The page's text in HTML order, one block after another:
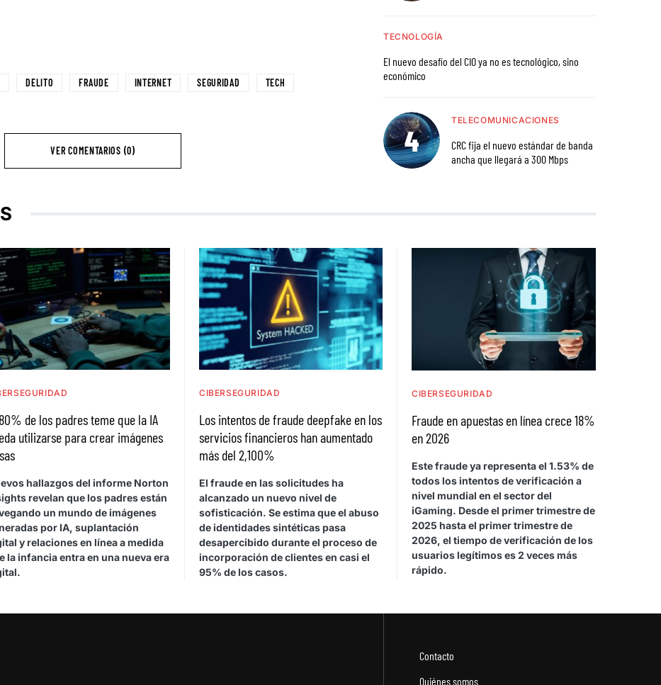
DELITO FRAUDE INTERNET SEGURIDAD TECH
VER COMENTARIOS (0)
TECNOLOGÍA
El nuevo desafío del CIO ya no es tecnológico, sino
económico
TELECOMUNICACIONES
CRC fija el nuevo estándar de banda
ancha que llegará a 300 Mbps
de los padres teme que la IA
utilizarse para crear imágenes
hallazgos del informe Norton
revelan que los padres están
un mundo de imágenes
por IA, suplantación
y relaciones en línea a medida
la infancia entra en una nueva era
CIBERSEGURIDAD
Los intentos de fraude deepfake en los
servicios financieros han aumentado
más del 2,100%
El fraude en las solicitudes ha
alcanzado un nuevo nivel de
sofisticación. Se estima que el abuso
de identidades sintéticas pasa
desapercibido durante el proceso de
incorporación de clientes en casi el
95% de los casos.
CIBERSEGURIDAD
Fraude en apuestas en línea crece 18%
en 2026
Este fraude ya representa el 1.53% de
todos los intentos de verificación a
nivel mundial en el sector del
iGaming. Desde el primer trimestre de
2025 hasta el primer trimestre de
2026, el tiempo de verificación de los
usuarios legítimos es 2 veces más
rápido.
Contacto
Quiénes somos